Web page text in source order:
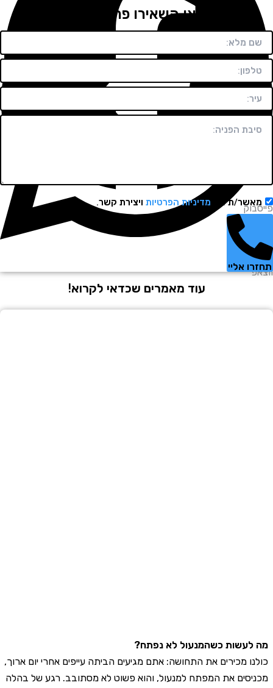
חייגו או השאירו פרטים בטופס!
ת אתמדיניות הפרטיותויצירת קשר.
אליי
עוד מאמרים שכדאי לקרוא!
כשהמנעול לא נפתח?
מכירים את התחושה: אתם מגיעים הביתה עייפים אחרי יום ארוך,
את המפתח למנעול, והוא פשוט לא מסתובב. רגע של בהלה